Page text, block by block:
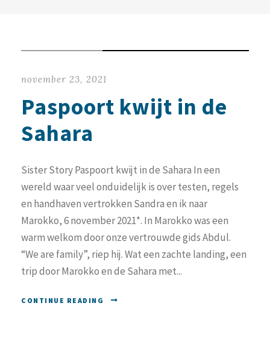
november 23, 2021
Paspoort kwijt in de
Sahara
Sister Story Paspoort kwijt in de Sahara In een
wereld waar veel onduidelijk is over testen, regels
en handhaven vertrokken Sandra en ik naar
Marokko, 6 november 2021*. In Marokko was een
warm welkom door onze vertrouwde gids Abdul.
“We are family”, riep hij. Wat een zachte landing, een
trip door Marokko en de Sahara met...
CONTINUE READING